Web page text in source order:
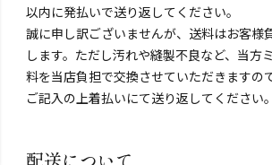
以内に発払いで送り返してください。
誠に申し訳ございませんが、送料はお客様
します。ただし汚れや縫製不良など、当方
料を当店負担で交換させていただきますの
ご記入の上着払いにて送り返してください。